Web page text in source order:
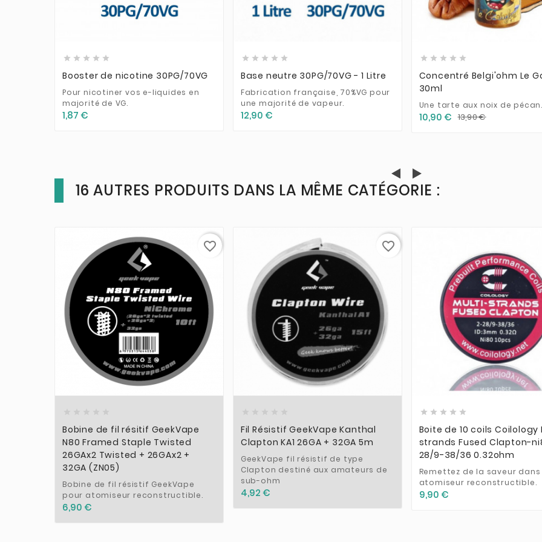
    
Booster de nicotine 30PG/70VG
Pour nicotiner vos e-liquides en
majorité de VG.
1,87 €
    
Base neutre 30PG/70VG - 1 Litre
Fabrication française, 70%VG pour
une majorité de vapeur.
12,90 €

    
Concentré Belgi'ohm Le
30ml
Une tarte aux noix de pécan.
10,90 € 13,90 €
16 AUTRES PRODUITS DANS LA MÊME CATÉGORIE :
  
Bobine de fil résitif GeekVape
N80 Framed Staple Twisted
26GAx2 Twisted + 26GAx2 +
32GA (ZN05)
Bobine de fil résistif GeekVape
pour atomiseur reconstructible.
6,90 €
favorite_border
  
Fil Résistif GeekVape Kanthal
Clapton KA1 26GA + 32GA 5m
GeekVape fil résistif de type
Clapton destiné aux amateurs de
sub-ohm
4,92 €
favorite_border
  
    
Boite de 10 coils
strands Fused Clapton-
28/9-38/36 0.32ohm
Remettez de la saveur
atomiseur reconstructible.
9,90 €